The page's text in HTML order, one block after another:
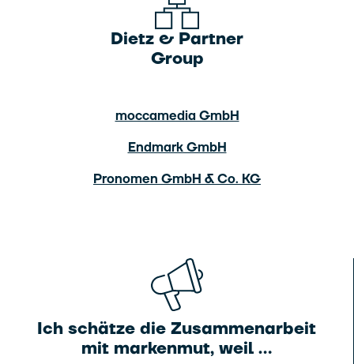
Dietz & Partner
Group
moccamedia GmbH
Endmark GmbH
Pronomen GmbH & Co. KG
Ich schätze die Zusammenarbeit
mit markenmut, weil …